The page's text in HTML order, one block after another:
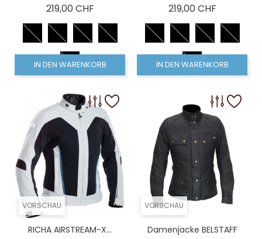
219,00 CHFPreis
IN DEN WARENKORB
219,00 CHFPreis
IN DEN WARENKORB
VORSCHAU
RICHA AIRSTREAM-X...
VORSCHAU
Damenjacke BELSTAFF